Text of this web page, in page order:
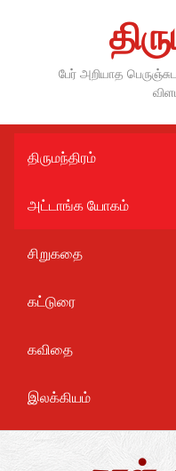
பேர் அறியாத
திருமந்திரம்
அட்டாங்க யோகம்
சிறுகதை
கட்டுரை
கவிதை
இலக்கியம்